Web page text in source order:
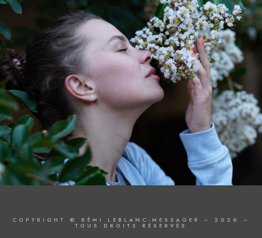
COPYRIGHT © RÉMI LEBLANC-MESSAGER – 2026 –
TOUS DROITS RÉSERVÉS